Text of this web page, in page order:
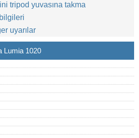
tripod yuvasına takma
uyarılar
Lumia 1020